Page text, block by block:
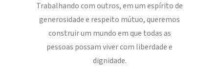
Trabalhando com outros, em um espírito de
generosidade e respeito mútuo, queremos
construir um mundo em que todas as
pessoas possam viver com liberdade e
dignidade.